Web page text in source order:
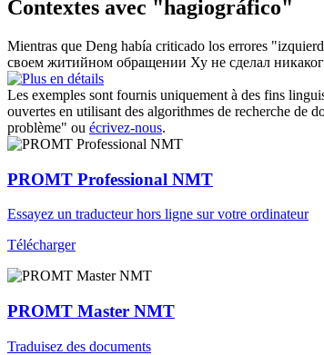
Contextes avec "hagiográfico"
Mientras que Deng había criticado los errores
своем житийном обращении Ху не сделал
Les exemples sont fournis uniquement à des fins
ouvertes en utilisant des algorithmes de recherche de
problème" ou écrivez-nous.
PROMT Professional NMT
Essayez un traducteur hors ligne sur votre ordinateur
Télécharger
PROMT Master NMT
Traduisez des documents